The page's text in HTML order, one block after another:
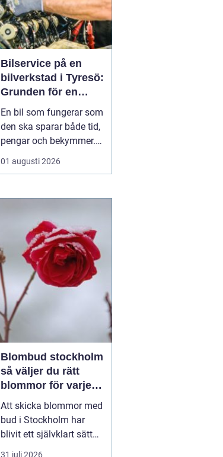
Bilservice på en
bilverkstad i Tyresö:
Grunden för en
trygg och hållbar
bilvardag
En bil som fungerar som
den ska sparar både tid,
pengar och bekymmer.
För många förare blir
servicefrågan ändå
tills en varningslampa
känns fel. Ge...
01 augusti 2026
Blombud stockholm
så väljer du rätt
blommor för varje
tillfälle
Att skicka blommor med
bud i Stockholm har
blivit ett självklart sätt
att visa omtanke, fira
31 juli 2026